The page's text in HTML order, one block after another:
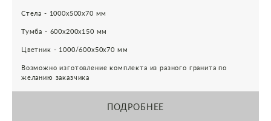
Стела - 1000х500х70 мм
Тумба - 600х200х150 мм
Цветник - 1000/600х50х70 мм
Возможно изготовление комплекта из разного гранита по
желанию заказчика
ПОДРОБНЕЕ